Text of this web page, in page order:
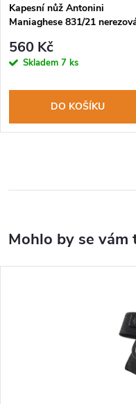
Kapesní nůž Antonini
Maniaghese 831/21
560 Kč
Skladem 7 ks
DO KOŠÍKU